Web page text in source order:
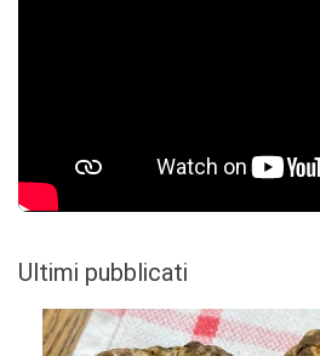
Ultimi pubblicati